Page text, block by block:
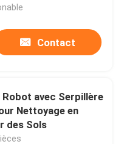
Contact
avec Serpillère
Nettoyage en
des Sols